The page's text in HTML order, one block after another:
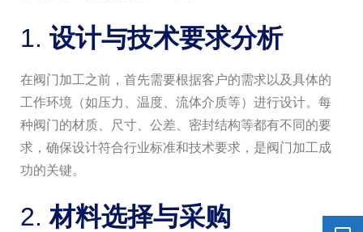
1. 设计与技术要求分析
在阀门加工之前，首先需要根据客户的需求以及具体的
工作环境（如压力、温度、流体介质等）进行设计。每
种阀门的材质、尺寸、公差、密封结构等都有不同的要
求，确保设计符合行业标准和技术要求，是阀门加工成
功的关键。
2.材料选择与采购